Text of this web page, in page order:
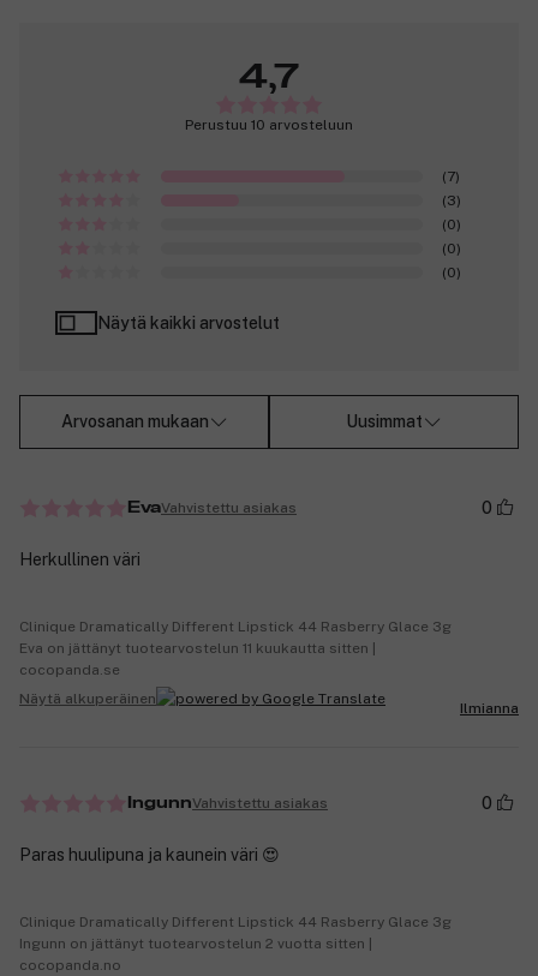
4,7
Perustuu 10 arvosteluun
(7)
(3)
(0)
(0)
(0)
Näytä kaikki arvostelut
Arvosanan mukaan Uusimmat
EvaVahvistettu asiakas 0
Herkullinen väri
Clinique Dramatically Different Lipstick 44 Rasberry Glace 3g
Eva on jättänyt tuotearvostelun 11 kuukautta sitten |
cocopanda.se
Näytä alkuperäinen
Ilmianna
IngunnVahvistettu asiakas 0
Paras huulipuna ja kaunein väri 😍
Clinique Dramatically Different Lipstick 44 Rasberry Glace 3g
Ingunn on jättänyt tuotearvostelun 2 vuotta sitten |
cocopanda.no